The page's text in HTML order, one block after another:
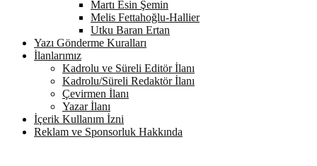
Martı Esin Şemin
Melis Fettahoğlu-Hallier
Utku Baran Ertan
Yazı Gönderme Kuralları
İlanlarımız
Kadrolu ve Süreli Editör İlanı
Kadrolu/Süreli Redaktör İlanı
Çevirmen İlanı
Yazar İlanı
İçerik Kullanım İzni
Reklam ve Sponsorluk Hakkında